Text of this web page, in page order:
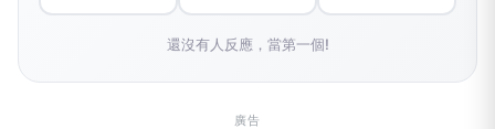
還沒有人反應，當第一個!
廣告